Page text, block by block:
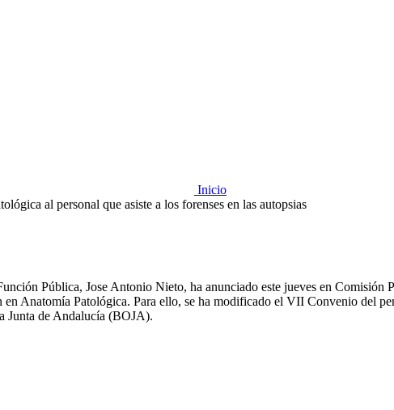
Inicio
al personal que asiste a los forenses en las autopsias
Pública, Jose Antonio Nieto, ha anunciado este jueves en Comisión
Anatomía Patológica. Para ello, se ha modificado el VII Convenio del
Junta de Andalucía (BOJA).